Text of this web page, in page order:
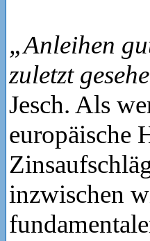
„Anleihen
zuletzt
Jesch. Als
europäische
inzwischen